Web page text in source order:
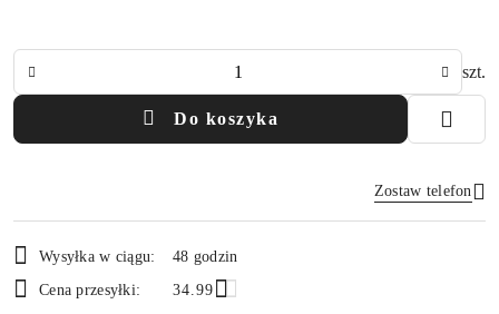
szt.
Do koszyka
Zostaw telefon
i
dostawa
Wysyłka w ciągu:
48 godzin
Cena przesyłki:
34.99